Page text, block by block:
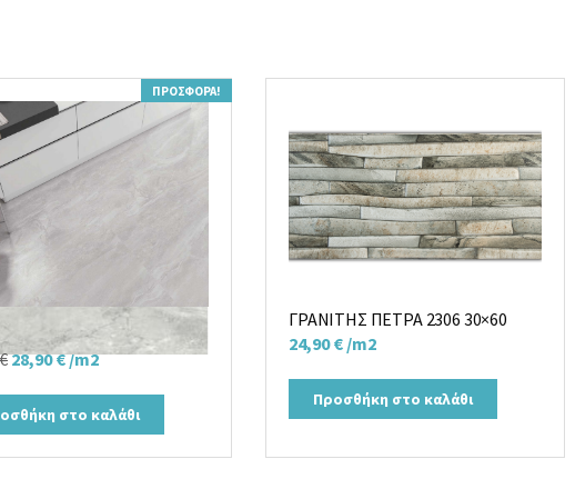
ΠΡΟΣΦΟΡΆ!
PERLA MATT R 80×80
€Original
was:
33,00 €.
28,90€Η
τιμή
είναι:
28,90 €.
/m2
στο καλάθι
ΓΡΑΝΙΤΗΣ ΠΕΤΡΑ 2306 30×60
24,90€ /m2
Προσθήκη στο καλάθι